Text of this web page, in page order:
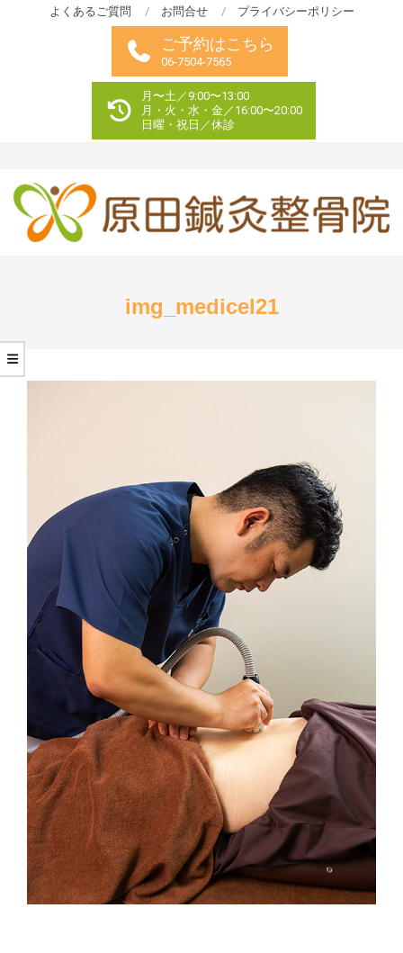
よくあるご質問 お問合せ プライバシーポリシー
ご予約はこちら
06-7504-7565
月〜土／9:00〜13:00
月・火・水・金／16:00〜20:00
日曜・祝日／休診
img_medicel21